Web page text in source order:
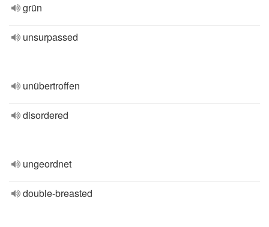
grün
unsurpassed
unübertroffen
disordered
ungeordnet
double-breasted